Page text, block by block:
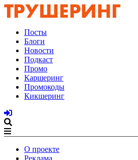
Посты
Блоги
Новости
Подкаст
Промо
Каршеринг
Промокоды
Кикшеринг
О проекте
Реклама